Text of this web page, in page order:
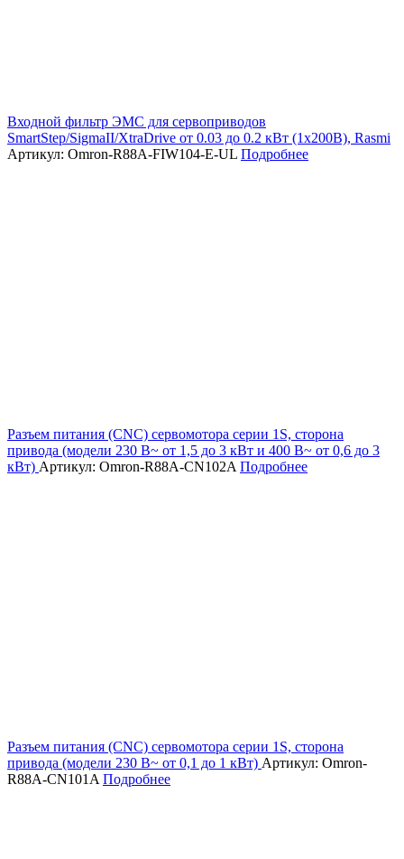
Входной фильтр ЭМС для сервоприводов
SmartStep/SigmaII/XtraDrive от 0.03 до 0.2 кВт (1х200В), Rasmi
Артикул: Omron-R88A-FIW104-E-UL Подробнее
Разъем питания (CNC) сервомотора серии 1S, сторона
привода (модели 230 В~ от 1,5 до 3 кВт и 400 В~ от 0,6 до 3
кВт) Артикул: Omron-R88A-CN102A Подробнее
Разъем питания (CNC) сервомотора серии 1S, сторона
привода (модели 230 В~ от 0,1 до 1 кВт) Артикул: Omron-
R88A-CN101A Подробнее